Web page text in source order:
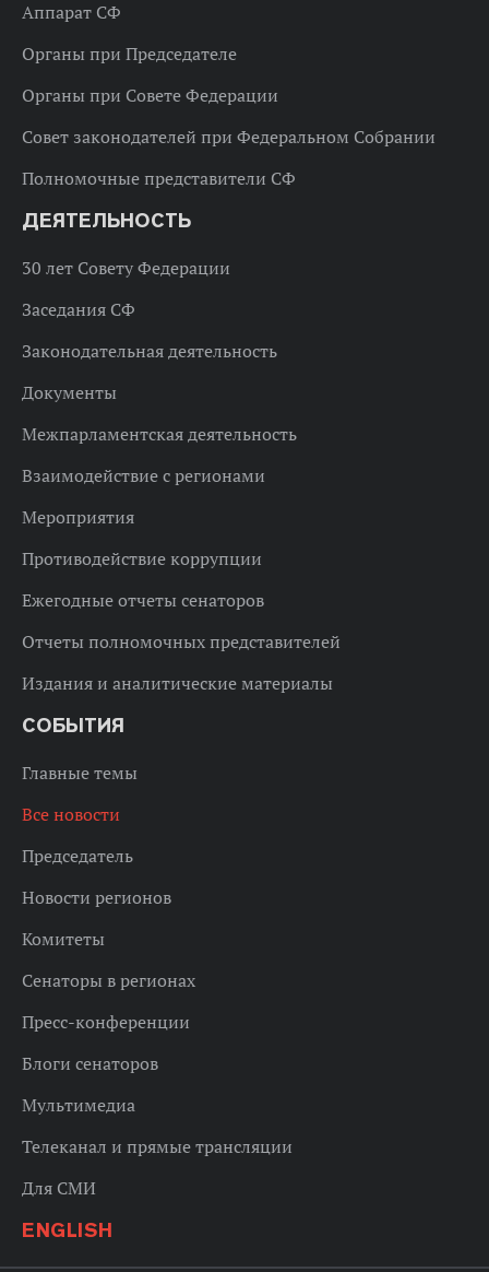
Аппарат СФ
Органы при Председателе
Органы при Совете Федерации
Совет законодателей при Федеральном Собрании
Полномочные представители СФ
ДЕЯТЕЛЬНОСТЬ
30 лет Совету Федерации
Заседания СФ
Законодательная деятельность
Документы
Межпарламентская деятельность
Взаимодействие с регионами
Мероприятия
Противодействие коррупции
Ежегодные отчеты сенаторов
Отчеты полномочных представителей
Издания и аналитические материалы
СОБЫТИЯ
Главные темы
Все новости
Председатель
Новости регионов
Комитеты
Сенаторы в регионах
Пресс-конференции
Блоги сенаторов
Мультимедиа
Телеканал и прямые трансляции
Для СМИ
ENGLISH